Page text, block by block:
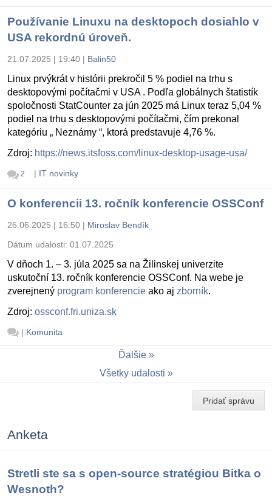
Používanie Linuxu na desktopoch dosiahlo v
USA rekordnú úroveň.
21.07.2025 | 19:40 | Balin50
Linux prvýkrát v histórii prekročil 5 % podiel na trhu s
desktopovými počítačmi v USA . Podľa globálnych štatistík
spoločnosti StatCounter za jún 2025 má Linux teraz 5,04 %
podiel na trhu s desktopovými počítačmi, čím prekonal
kategóriu „ Neznámy “, ktorá predstavuje 4,76 %.
Zdroj: https://news.itsfoss.com/linux-desktop-usage-usa/
2 | IT novinky
O konferencii 13. ročník konferencie OSSConf
26.06.2025 | 16:50 | Miroslav Bendík
Dátum udalosti: 01.07.2025
V dňoch 1. – 3. júla 2025 sa na Žilinskej univerzite
uskutoční 13. ročník konferencie OSSConf. Na webe je
zverejnený program konferencie ako aj zborník.
Zdroj: ossconf.fri.uniza.sk
| Komunita
Ďalšie
Všetky udalosti
Pridať správu
Anketa
Stretli ste sa s open-source stratégiou Bitka o
Wesnoth?